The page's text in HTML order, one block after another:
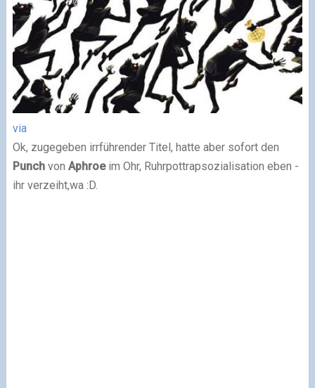
via
Ok, zugegeben irrführender Titel, hatte aber sofort den
Punchvon Aphroeim Ohr, Ruhrpottrapsozialisation eben -
ihr verzeiht,wa :D.